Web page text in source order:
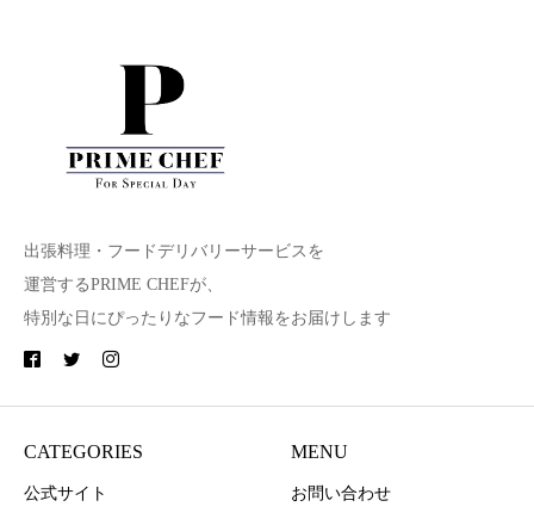
出張料理・フードデリバリーサービスを
運営するPRIME CHEFが、
特別な日にぴったりなフード情報をお届けします
CATEGORIES
公式サイト
MENU
お問い合わせ